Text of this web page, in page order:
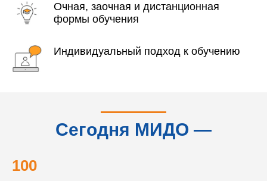
Очная, заочная и дистанционная
формы обучения
Индивидуальный подход к обучению
Сегодня МИДО —
100